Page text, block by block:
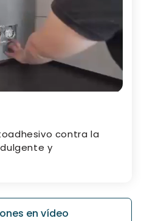
contra la
y
en vídeo